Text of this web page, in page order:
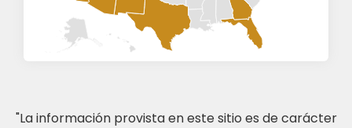
"La información provista en este sitio es de carácter